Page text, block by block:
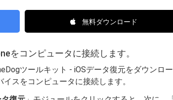
無料ダウンロード
をコンピュータに接続します。
ツールキット - iOSデータ復元をダウンロ
スをコンピュータに接続します。